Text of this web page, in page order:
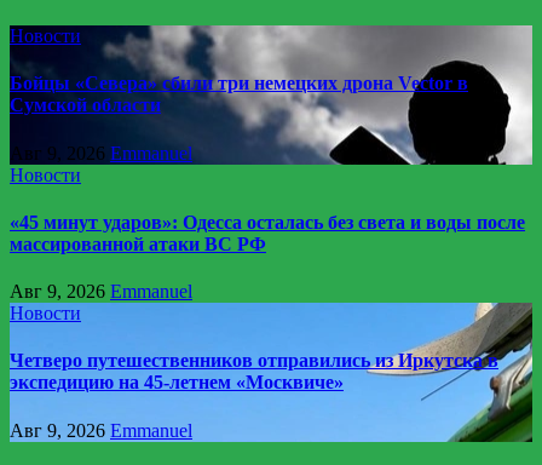
Новости
Бойцы «Севера» сбили три немецких дрона Vector в
Сумской области
Авг 9, 2026 Emmanuel
Новости
«45 минут ударов»: Одесса осталась без света и воды после
массированной атаки ВС РФ
Авг 9, 2026 Emmanuel
Новости
Четверо путешественников отправились из Иркутска в
экспедицию на 45-летнем «Москвиче»
Авг 9, 2026 Emmanuel